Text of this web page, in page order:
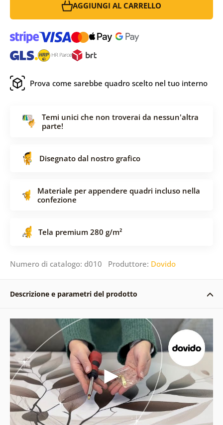
AGGIUNGI AL CARRELLO
Prova come sarebbe quadro scelto nel tuo interno
Temi unici che non troverai da nessun'altra
parte!
Disegnato dal nostro grafico
Materiale per appendere quadri incluso nella
confezione
Tela premium 280 g/m²
Numero di catalogo: d010 Produttore: Dovido
Descrizione e parametri del prodotto